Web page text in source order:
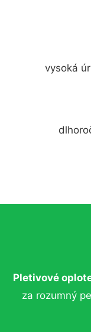
vysoká
Pletivové
za rozumný